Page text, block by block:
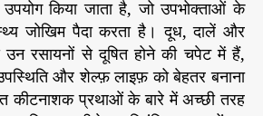
उपयोग किया जाता है, जो उपभोक्ताओं के
जोखिम पैदा करता है। दूध, दालें और
रसायनों से दूषित होने की चपेट में हैं,
और शेल्फ़ लाइफ़ को बेहतर बनाना
कीटनाशक प्रथाओं के बारे में अच्छी तरह